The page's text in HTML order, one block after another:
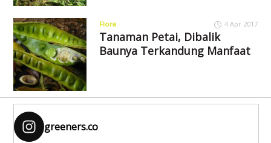
Flora 4 Apr 2017
Tanaman Petai, Dibalik
Baunya Terkandung Manfaat
greeners.co